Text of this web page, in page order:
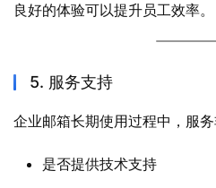
良好的体验可以提升员工效率。
5. 服务支持
企业邮箱长期使用过程中，服务
是否提供技术支持